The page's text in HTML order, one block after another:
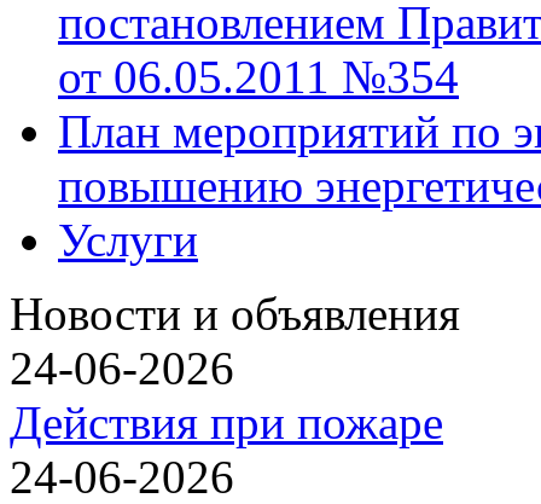
постановлением
от 06.05.2011 №354
План мероприятий по
повышению
Услуги
Новости и объявления
24-06-2026
Действия при пожаре
24-06-2026